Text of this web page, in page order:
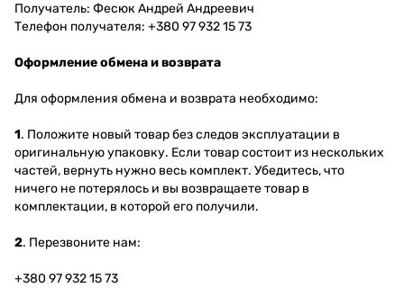
Получатель: Фесюк Андрей Андреевич
Телефон получателя: +380 97 932 15 73
Оформление обмена и возврата
Для оформления обмена и возврата необходимо:
1. Положите новый товар без следов эксплуатации в
оригинальную упаковку. Если товар состоит из нескольких
частей, вернуть нужно весь комплект. Убедитесь, что
ничего не потерялось и вы возвращаете товар в
комплектации, в которой его получили.
2. Перезвоните нам:
+380 97 932 15 73